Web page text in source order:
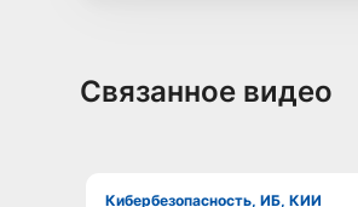
Связанное видео
Кибербезопасность, ИБ, КИИ